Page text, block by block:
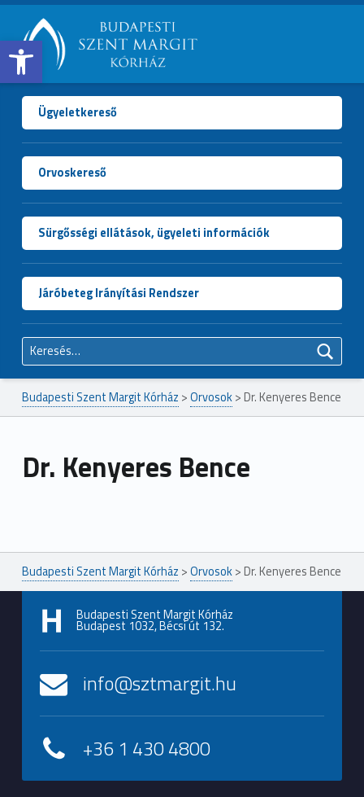
Open toolbar
BUDAPESTI
SZENT
MARGIT
KÓRHÁZ
Ügyeletkereső
Orvoskereső
Sürgősségi ellátások, ügyeleti információk
Járóbeteg Irányítási Rendszer
Keresés:
Budapesti Szent Margit Kórház >Orvosok> Dr. Kenyeres Bence
Dr. Kenyeres Bence
Budapesti Szent Margit Kórház >Orvosok> Dr. Kenyeres Bence
Budapesti Szent Margit Kórház
Budapest 1032, Bécsi út 132.
info@sztmargit.hu
+36 1 430 4800